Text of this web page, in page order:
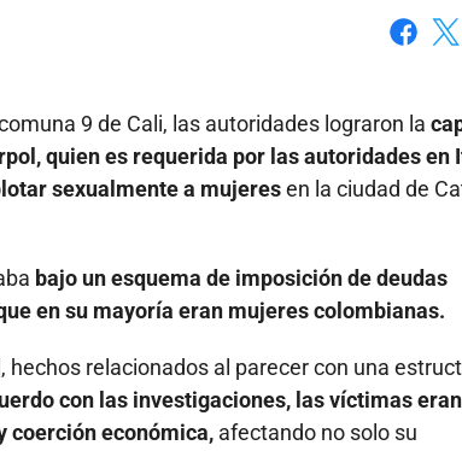
9 de Cali, las autoridades lograron la
quien es requerida por las autoridades en
sexualmente a mujeresen la ciudad de
bajo un esquema de imposición de deudas
en su mayoría eran mujeres colombianas.
relacionados al parecer con una
con las investigaciones, las víctimas eran
coerción económica, afectando no solo su